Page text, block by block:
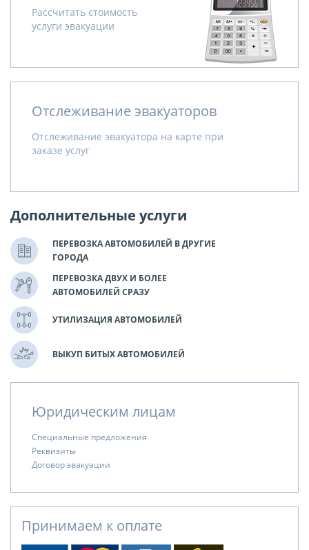
Рассчитать стоимость
услуги эвакуации
Отслеживание эвакуаторов
Отслеживание эвакуатора на карте при
заказе услуг
Дополнительные услуги
ПЕРЕВОЗКА АВТОМОБИЛЕЙ В ДРУГИЕ
ГОРОДА
ПЕРЕВОЗКА ДВУХ И БОЛЕЕ
АВТОМОБИЛЕЙ СРАЗУ
УТИЛИЗАЦИЯ АВТОМОБИЛЕЙ
ВЫКУП БИТЫХ АВТОМОБИЛЕЙ
Юридическим лицам
Специальные предложения
Реквизиты
Договор эвакуации
Принимаем к оплате